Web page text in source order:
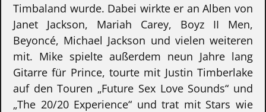
Timbaland wurde. Dabei wirkte er an Alben von
Janet Jackson, Mariah Carey, Boyz II Men,
Beyoncé, Michael Jackson und vielen weiteren
mit. Mike spielte außerdem neun Jahre lang
Gitarre für Prince, tourte mit Justin Timberlake
auf den Touren „Future Sex Love Sounds“ und
„The 20/20 Experience“ und trat mit Stars wie